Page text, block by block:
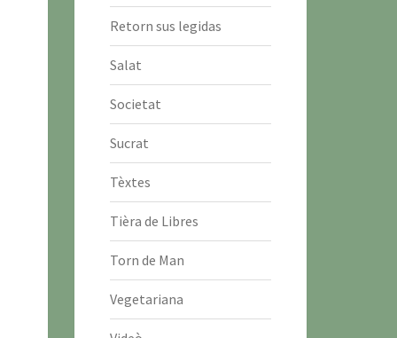
Retorn sus legidas
Salat
Societat
Sucrat
Tèxtes
Tièra de Libres
Torn de Man
Vegetariana